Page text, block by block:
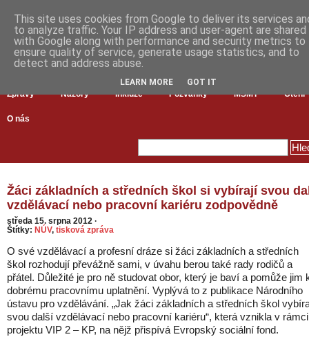
Zprávy Názory Inkluze Pozvánky MŠMT Čtení
O nás
Žáci základních a středních škol si vybírají svou
vzdělávací nebo pracovní kariéru zodpovědně
středa 15. srpna 2012 ·
Štítky: NÚV, tisková zpráva
O své vzdělávací a profesní dráze si žáci základních a středních
škol rozhodují převážně sami, v úvahu berou také rady rodičů a
přátel. Důležité je pro ně studovat obor, který je baví a pomůže jim
dobrému pracovnímu uplatnění. Vyplývá to z publikace Národního
ústavu pro vzdělávání. „Jak žáci základních a středních škol
svou další vzdělávací nebo pracovní kariéru“, která vznikla v rámci
projektu VIP 2 – KP, na nějž přispívá Evropský sociální fond.
This site uses cookies from Google to deliver its services
to analyze traffic. Your IP address and user-agent are shared
with Google along with performance and security metrics to
ensure quality of service, generate usage statistics, and to
detect and address abuse.
LEARN MORE GOT IT